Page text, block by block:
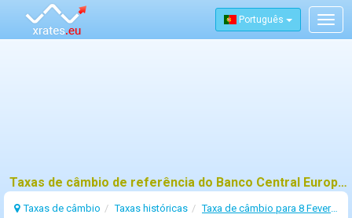
Português
Taxas de câmbio de referência do Banco Central Europeu (BCE) para 8 fevereiro 2022
Taxas de câmbio Taxas históricas Taxa de câmbio para 8 Fevereiro 2022